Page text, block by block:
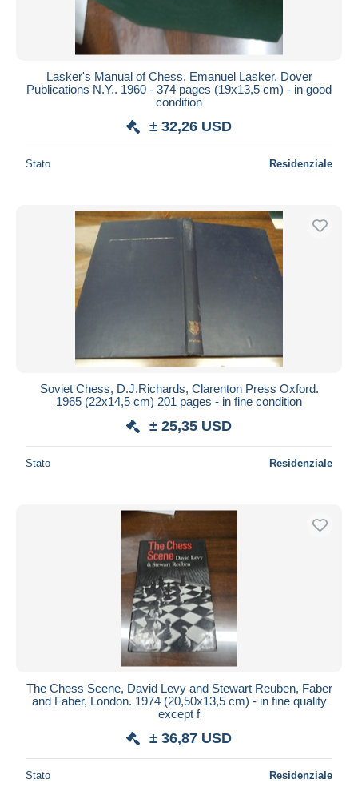
Lasker's Manual of Chess, Emanuel Lasker, Dover
Publications N.Y.. 1960 - 374 pages (19x13,5 cm) - in good
condition
± 32,26 USD
Stato Residenziale
Soviet Chess, D.J.Richards, Clarenton Press Oxford.
1965 (22x14,5 cm) 201 pages - in fine condition
± 25,35 USD
Stato Residenziale
The Chess Scene, David Levy and Stewart Reuben, Faber
and Faber, London. 1974 (20,50x13,5 cm) - in fine quality
except f
± 36,87 USD
Stato Residenziale